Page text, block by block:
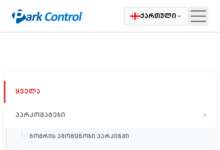
Casatrade კარიერა ბლოგი
ქართული
ყველა
პარკომატები
ნომრის ამომცნობი პარკინგი